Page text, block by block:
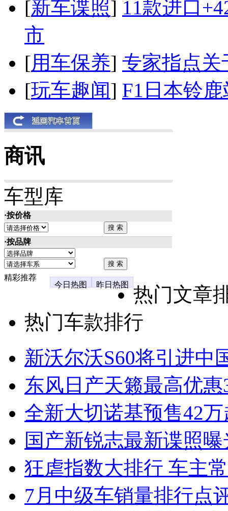
[新车谍照] 11款进口
市
[用车保养] 专家指点关
[玩车趣闻] F1日本铃
商讯
车型库
·按价格
·按品牌
精彩推荐
今日热图
昨日热图
热门文章
热门车款排行
新沃尔沃S60将引进中
东风日产天籁最高优
全新大切诺基预售42
国产新锐志最新谍照
狂虐指数大排行 车主
7月中级车销量排行点